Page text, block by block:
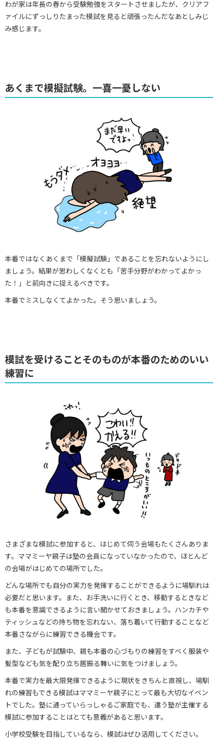
わが家は年長の春から受験勉強をスタートさせましたが、クリアフ
ァイルにずっしりたまった模試を見ると頑張ったんだなあとしみじ
み感じます。
あくまで模擬試験。一喜一憂しない
本番ではなくあくまで「模擬試験」であることを忘れないようにし
ましょう。結果が思わしくなくとも「苦手分野がわかってよかっ
た！」と前向きに捉えるべきです。
本番でミスしなくてよかった。そう思いましょう。
模試を受けることそのものが本番のためのいい
練習に
さまざまな模試に参加すると、はじめて伺う会場もたくさんありま
す。ママミーヤ親子は塾の会員になっていなかったので、ほとんど
の会場がはじめての場所でした。
どんな場所でも自分の実力を発揮することができるように場馴れは
必要だと思います。また、お手洗いに行くとき、移動するときなど
も本番を意識できるように言い聞かせておきましょう。ハンカチや
ティッシュなどの持ち物を忘れない、落ち着いて行動することなど
本番さながらに練習できる機会です。
また、子どもが試験中、親も本番の心づもりの練習をすべく服装や
髪型なども気を配り立ち居振る舞いに気をつけましょう。
本番で実力を最大限発揮できるように現状をきちんと直視し、場馴
れの練習もできる模試はママミーヤ親子にとって最も大切なイベン
トでした。塾に通っていらっしゃるご家庭でも、違う塾が主催する
模試に参加することはとても意義があると思います。
小学校受験を目指しているなら、模試はぜひ活用してください。